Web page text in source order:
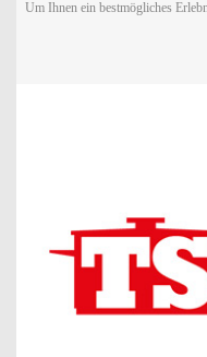
Um Ihnen ein bestmögliches